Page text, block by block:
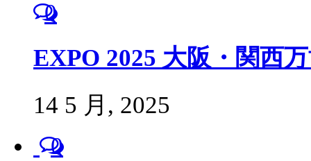
0
EXPO 2025 大阪・関西
14 5 月, 2025
0